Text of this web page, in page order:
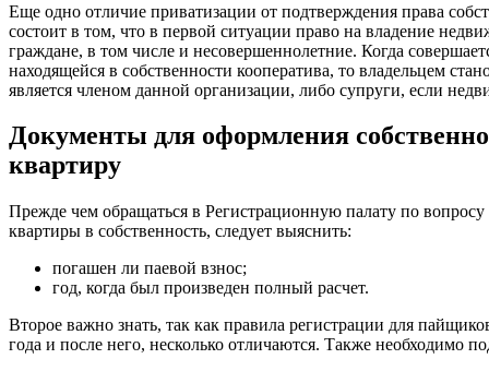
Еще одно отличие приватизации от подтверждения права
состоит в том, что в первой ситуации право на владение
граждане, в том числе и несовершеннолетние. Когда
находящейся в собственности кооператива, то владельцем
является членом данной организации, либо супруги, если
Документы для оформления
квартиру
Прежде чем обращаться в Регистрационную палату по
квартиры в собственность, следует выяснить:
погашен ли паевой взнос;
год, когда был произведен полный расчет.
Второе важно знать, так как правила регистрации для
года и после него, несколько отличаются. Также необходимо